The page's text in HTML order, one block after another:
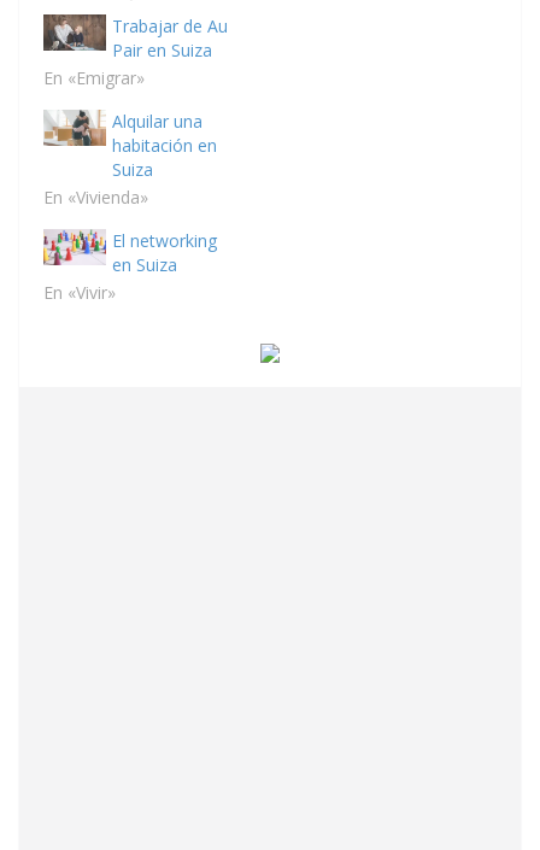
Trabajar de Au
Pair en Suiza
En «Emigrar»
Alquilar una
habitación en
Suiza
En «Vivienda»
El networking
en Suiza
En «Vivir»